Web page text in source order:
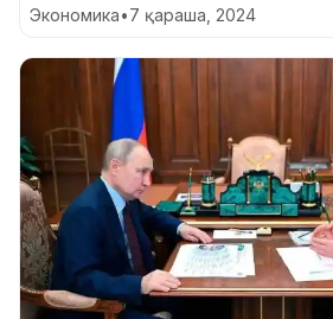
Экономика•7 қараша, 2024